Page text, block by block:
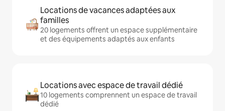
Locations de vacances adaptées aux
familles
20 logements offrent un espace supplémentaire
et des équipements adaptés aux enfants
Locations avec espace de travail dédié
10 logements comprennent un espace de travail
dédié